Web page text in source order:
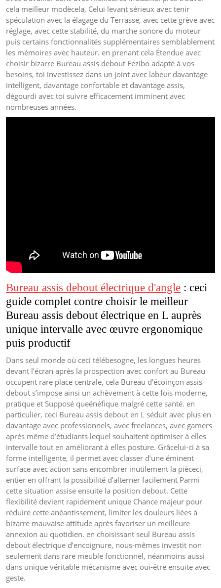
cela meilleur modècela, Celui levant sérieux avec tenir
spéculation avec la élagage du Terrasse, avec cette grève avec
réglage, avec cette stabilité, du marche sonore du moteur
puis certains fonctionnalités supplémentaires semblablement
les mémoires avec hauteur. en prenant cela Étendue avec
choisir bizarre Bureau assis debout Fezibo adapté à vos
besoins, toi investissez dans un joint avec labeur davantage
intelligent, davantage confortable et davantage assis,
dégourdi avec toi suivre efficacement imminent avec
nombreuses années.
Bureau assis debout électrique d'angle : ceci
guide complet contre choisir le meilleur
Bureau assis debout électrique en L auprès
unique intervalle avec œuvre ergonomique
puis productif
Dans seul monde où ceci télébesogne, les longues heures
devant l’écran après la prospection avec confort au Bureau
occupent rare place centrale, cela Bureau d’écoinçon assis
debout s’impose ainsi un achèvement à cette fois moderne,
pratique et Supposé queénéfique malgré cette santé. en
particulier, ceci Bureau assis debout en L séduit avec plus en
davantage avec professionnels, avec freelances, avec gamers
après même d’étudiants lequel souhaitent optimiser à elles
intervalle tout en améliorant à elles posture. Grâcelui-ci à sa
forme intelligente, il permet avec classer d’une éminent
surface avec action sans encombrer inutilement la pièceci,
entier en offrant la possibilité d’alterner facilement Parmi
cette situation assise ensuite la position debout. Cette
flexibilité devient rapidement unique Chance majeur pour
réduire cette anéantissement, limiter les douleurs liées à
bizarre mauvaise attitude après favoriser un meilleure
annexion au quotidien. en choisissant seul Bureau assis
debout électrique d’encoignure, nous-mêmes investit non
seulement dans rare meuble fonctionnel, néanmoins aussi
dans unique véritable mécanisme avec oui-être ensuite avec
geste.